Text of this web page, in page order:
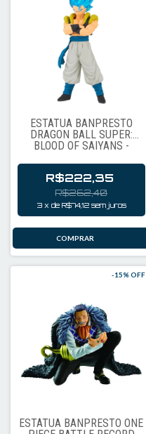
ESTÁTUA BANPRESTO
DRAGON BALL SUPER:
BLOOD OF SAIYANS -
BLUE (89833)
R$222,35
R$262,40
3 x de R$74,12 sem juros
ESTÁTUA BANPRESTO ONE
-15% OFF